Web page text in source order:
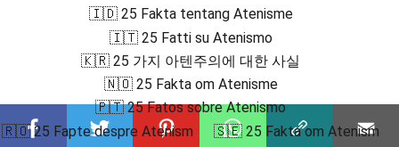
🇮🇩 25 Fakta tentang Atenisme
🇮🇹 25 Fatti su Atenismo
🇰🇷 25 가지 아텐주의에 대한 사실
🇳🇴 25 Fakta om Atenisme
🇵🇹 25 Fatos sobre Atenismo
🇷🇴 25 Fapte despre Atenism
🇸🇪 25 Fakta om Atenism